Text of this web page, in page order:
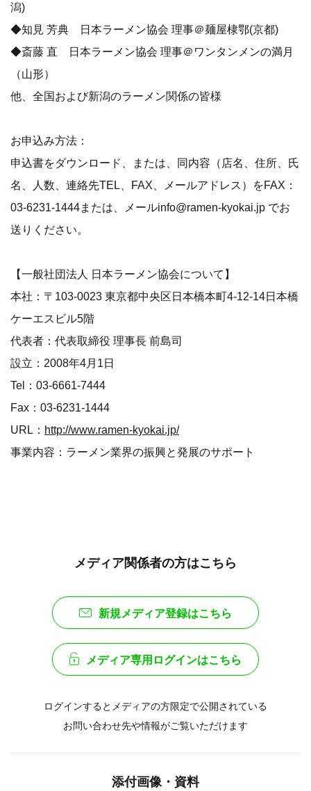
潟)
◆知見 芳典 日本ラーメン協会 理事＠麺屋棣鄂(京都)
◆斎藤 直 日本ラーメン協会 理事＠ワンタンメンの満月
（山形）
他、全国および新潟のラーメン関係の皆様
お申込み方法：
申込書をダウンロード、または、同内容（店名、住所、氏
名、人数、連絡先TEL、FAX、メールアドレス）をFAX：
03-6231-1444または、メールinfo@ramen-kyokai.jp でお
送りください。
【一般社団法人 日本ラーメン協会について】
本社：〒103-0023 東京都中央区日本橋本町4-12-14日本橋
ケーエスビル5階
代表者：代表取締役 理事長 前島司
設立：2008年4月1日
Tel：03-6661-7444
Fax：03-6231-1444
URL： http://www.ramen-kyokai.jp/
事業内容：ラーメン業界の振興と発展のサポート
メディア関係者の方はこちら
新規メディア登録はこちら
メディア専用ログインはこちら
ログインするとメディアの方限定で公開されている
お問い合わせ先や情報がご覧いただけます
添付画像・資料